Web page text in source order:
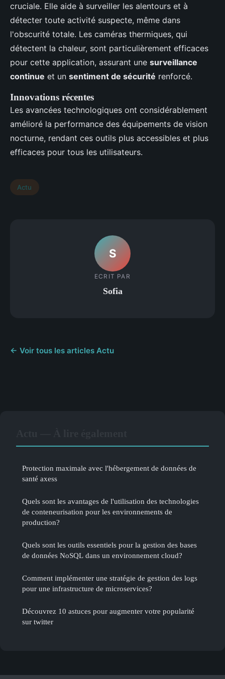
cruciale. Elle aide à surveiller les alentours et à
détecter toute activité suspecte, même dans
l'obscurité totale. Les caméras thermiques, qui
détectent la chaleur, sont particulièrement efficaces
pour cette application, assurant une surveillance
continue et un sentiment de sécurité renforcé.
Innovations récentes
Les avancées technologiques ont considérablement
amélioré la performance des équipements de vision
nocturne, rendant ces outils plus accessibles et plus
efficaces pour tous les utilisateurs.
Actu
S
ECRIT PAR
Sofia
← Voir tous les articles Actu
Protection maximale avec l'hébergement de données de
santé axess
Quels sont les avantages de l'utilisation des technologies
de conteneurisation pour les environnements de
production?
Quels sont les outils essentiels pour la gestion des bases
de données NoSQL dans un environnement cloud?
Comment implémenter une stratégie de gestion des logs
pour une infrastructure de microservices?
Découvrez 10 astuces pour augmenter votre popularité
sur twitter